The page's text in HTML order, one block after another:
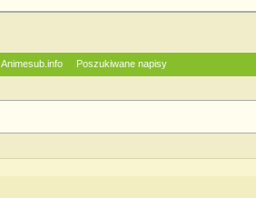
Animesub.info Poszukiwane napisy